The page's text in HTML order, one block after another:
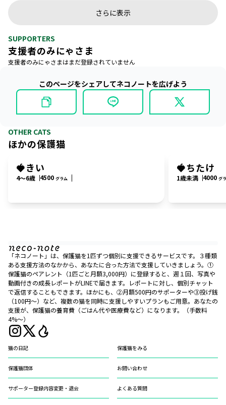
さらに表示
SUPPORTERS
支援者のみにゃさま
支援者のみにゃさまはまだ登録されていません
このページをシェアしてネコノートを広げよう
OTHER CATS
ほかの保護猫
🍓きい
4〜6歳 4500 グラム
🍓ちたけ
1歳未満 4000 グ
「ネコノート」は、保護猫を1匹ずつ個別に支援できるサービスです。３種類
ある支援方法のなかから、あなたに合った方法で支援していきましょう。①
保護猫のペアレント（1匹ごと月額3,000円）に登録すると、週１回、写真や
動画付きの成長レポートがLINEで届きます。レポートに対し、個別チャット
で返信することもできます。ほかにも、②月額500円のサポーターや③投げ銭
（100円〜）など、複数の猫を同時に支援しやすいプランもご用意。あなたの
支援が、保護猫の養育費（ごはん代や医療費など）になります。（手数料
4%〜）
猫の日記 保護猫をみる
保護猫団体 お問い合わせ
サポーター登録内容変更・退会 よくある質問